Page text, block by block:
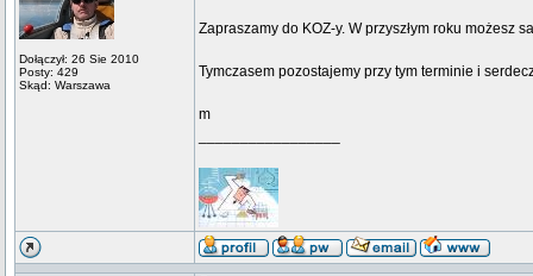
Dołączył: 26 Sie 2010
Posty: 429
Skąd: Warszawa
Zapraszamy do KOZ-y. W przyszłym roku możesz
Tymczasem pozostajemy przy tym terminie i
m